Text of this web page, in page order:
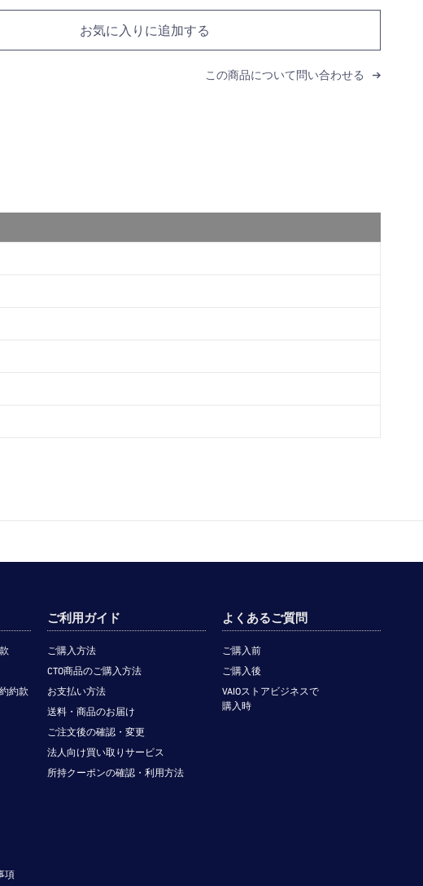
お気に入りに追加する
この商品について問い合わせる
約款
項
ご利用ガイド
ご購入方法
CTO商品のご購入方法
お支払い方法
送料・商品のお届け
ご注文後の確認・変更
法人向け買い取りサービス
所持クーポンの確認・利用方法
よくあるご質問
ご購入前
ご購入後
VAIOストアビジネスで
購入時